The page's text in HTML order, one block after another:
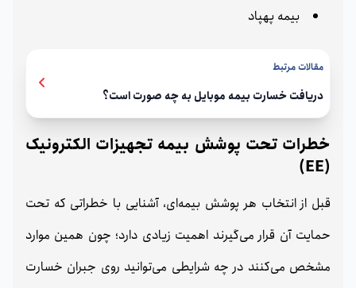
بیمه پهپاد
مقالات مرتبط
دریافت خسارت بیمه موبایل به چه صورت است؟
خطرات تحت پوشش بیمه تجهیزات الکترونیک
(EE)
قبل از انتخاب هر پوشش بیمه‌ای، آشنایی با خطراتی که تحت
حمایت آن قرار می‌گیرند اهمیت زیادی دارد؛ چون همین موارد
مشخص می‌کنند در چه شرایطی می‌توانید روی جبران خسارت